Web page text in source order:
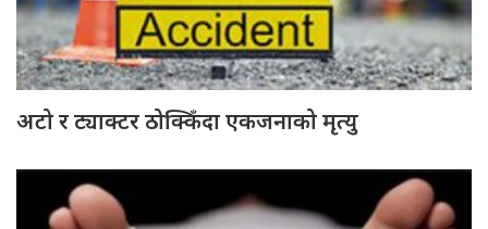
अटो र ट्याक्टर ठोक्किँदा एकजनाको मृत्यु